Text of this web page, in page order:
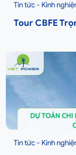
Tin tức - Kinh
Tour CBFE
Tin tức - Kinh